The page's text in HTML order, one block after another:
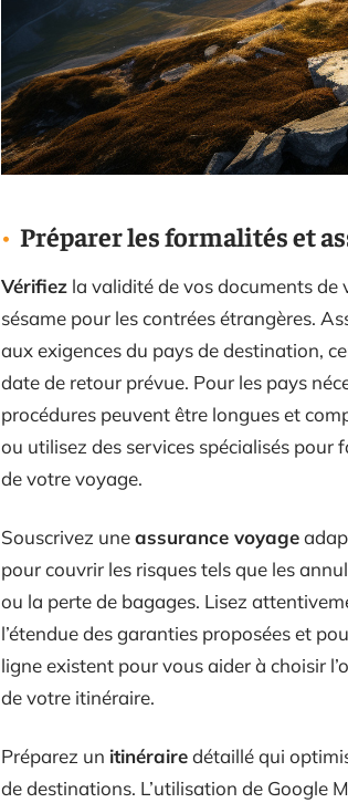
Préparer les formalités et
Vérifiez la validité de vos documents de
sésame pour les contrées étrangères.
aux exigences du pays de destination,
date de retour prévue. Pour les pays
procédures peuvent être longues et
ou utilisez des services spécialisés
de votre voyage.
Souscrivez uneassurance voyage
pour couvrir les risques tels que les
ou la perte de bagages. Lisez
l’étendue des garanties proposées et
ligne existent pour vous aider à choisir
de votre itinéraire.
Préparez un itinérairedétaillé qui
de destinations. L’utilisation de Google